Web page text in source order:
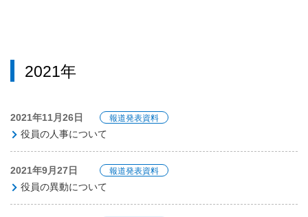
2021年
2021年11月26日 報道発表資料
役員の人事について
2021年9月27日 報道発表資料
役員の異動について